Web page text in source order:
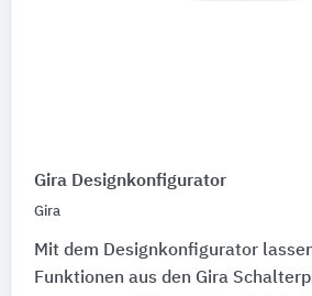
Gira Designkonfigurator
Gira
Mit dem Designkonfigurator
Funktionen aus den Gira